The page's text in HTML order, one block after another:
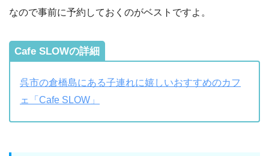
なので事前に予約しておくのがベストですよ。
Cafe SLOWの詳細
呉市の倉橋島にある子連れに嬉しいおすすめのカフ
ェ「Cafe SLOW」